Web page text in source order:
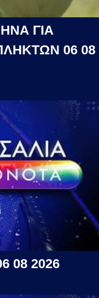
ΓΙΑ
06 08
08 2026